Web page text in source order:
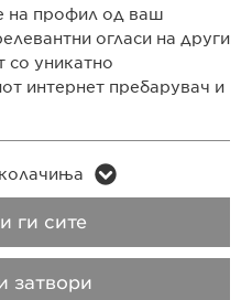
Македонија
Политика на
колачиња
на профил од ваш
огласи на други
со уникатно
интернет пребарувач и
затвори
ги сите